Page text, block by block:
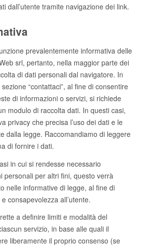
dall’utente tramite navigazione dei link.
prevalentemente informativa delle
srl, pertanto, nella maggior parte dei
di dati personali dal navigatore. In
“contattaci”, al fine di consentire
di informazioni o servizi, si richiede
modulo di raccolta dati. In questi casi,
privacy che precisa l’uso dei dati e le
dalla legge. Raccomandiamo di leggere
di fornire i dati.
in cui si rendesse necessario
personali per altri fini, questo verrà
nelle informative di legge, al fine di
consapevolezza all’utente.
a definire limiti e modalità del
servizio, in base alle quali il
liberamente il proprio consenso (se